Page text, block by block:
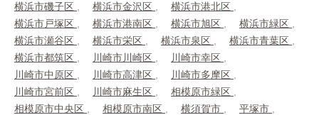
横浜市磯子区
横浜市金沢区
横浜市港北区
横浜市戸塚区
横浜市港南区 横浜市旭区
横浜市緑区
横浜市瀬谷区
横浜市栄区 横浜市泉区
横浜市青葉区
横浜市都筑区
川崎市川崎区
川崎市幸区
川崎市中原区
川崎市高津区
川崎市多摩区
川崎市宮前区
川崎市麻生区
相模原市緑区
相模原市中央区
相模原市南区 横須賀市
平塚市